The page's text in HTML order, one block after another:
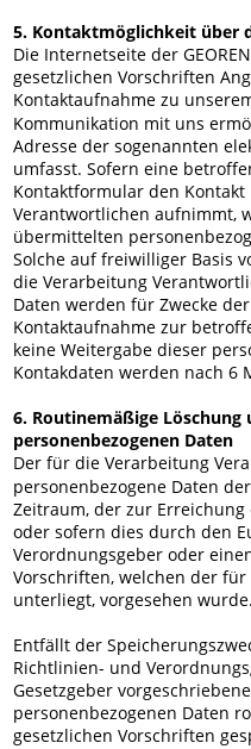
5. Kontaktmöglichkeit über
Die Internetseite der
gesetzlichen Vorschriften
Kontaktaufnahme zu
Kommunikation mit uns
Adresse der sogenannten
umfasst. Sofern eine
Kontaktformular den
Verantwortlichen aufnimmt,
übermittelten
Solche auf freiwilliger Basis
die Verarbeitung
Daten werden für Zwecke
Kontaktaufnahme zur
keine Weitergabe dieser
Kontakdaten werden nach 6
6. Routinemäßige Löschung
personenbezogenen Daten
Der für die Verarbeitung
personenbezogene Daten
Zeitraum, der zur
oder sofern dies durch den
Verordnungsgeber oder
Vorschriften, welchen der
unterliegt, vorgesehen wurde.
Entfällt der
Richtlinien- und
Gesetzgeber
personenbezogenen Daten
gesetzlichen Vorschriften